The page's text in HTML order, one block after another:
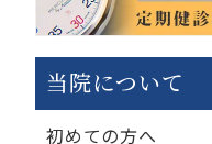
当院について
初めての方へ